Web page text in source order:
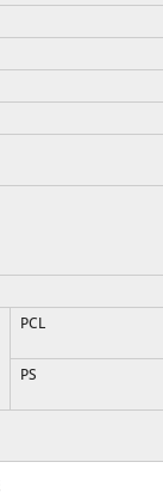
PCL
PS